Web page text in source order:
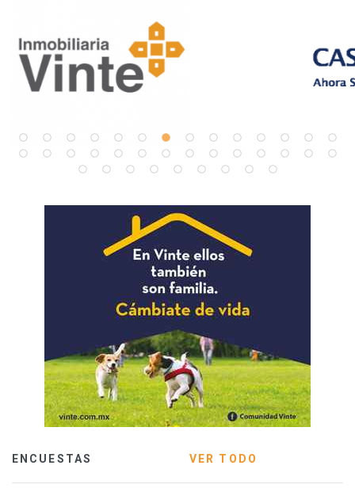
ENCUESTAS VER TODO